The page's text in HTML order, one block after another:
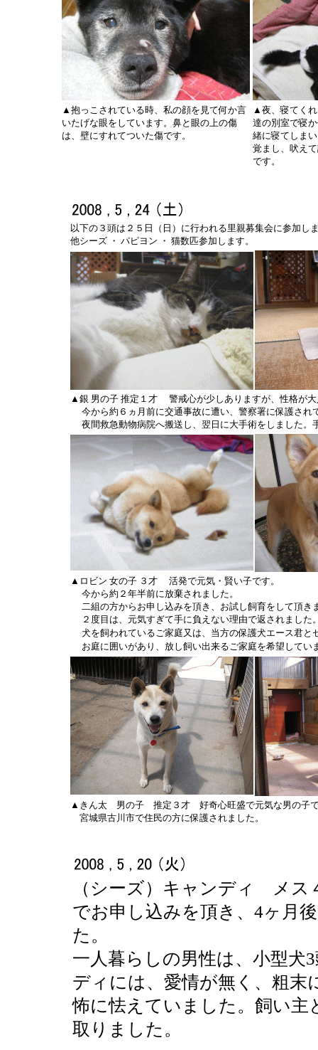
▲抱っこされている時、私の顔を見て何か言
いたげな眼をしています。鼻と眼の上の傷
は、壁にすれてついた傷です。
▲夜、寝てく
達の別室で寝
緒に寝てしま
覚まし、吠え
です。
以下の３頭は２５日（日）に行われる里親募集会に参加し
他シーズ ・ パピヨン ・ 猫数匹参加します。
▲銀 男の子 推定１才 警戒心が少しありますが、性格が大
今から約６ヵ月前に交通事故に遭い、警察署に保護され
夜間救急動物病院へ搬送し、翌日に大手術をしました。
▲ロビン 女の子 ３才 活発で元気・賢い子です。
今から約２年半前に放棄されました。
二組の方からお申し込みを頂き、お試し飼育をして頂き
２度目は、元気すぎて手に負えない理由で返されました
犬を飼われているご家庭又は、当方の保護犬エース君と
お庭に囲いがあり、放し飼い出来るご家庭を希望してい
▲きん太 男の子 推定３才 好奇心旺盛で元気な男の子
宮城県古川市で住民の方に保護されました。
（シーズ）キャンディ メ
でお申し込みを頂き、4ヶ月
た。
一人暮らしの男性は、小型犬
ディには、愛情が無く、粗
怖に怯えていました。飼い
取りました。